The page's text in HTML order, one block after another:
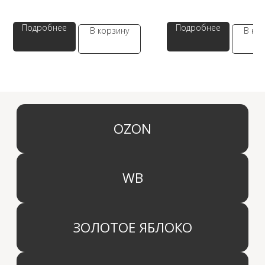
Подробнее В корзину Подробнее В
Ароматизация автомобиля
Средства для уборки дома Оптовым партнерам
г. Москва
info@aridahome.ru
Дистрибьютор
Доставка и оплата